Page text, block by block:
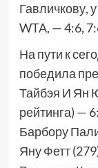
Гавличкову,
WTA, — 4:6,
На пути к
победила
Тайбэя И Ян
рейтинга) —
Барбору
Яну Фетт